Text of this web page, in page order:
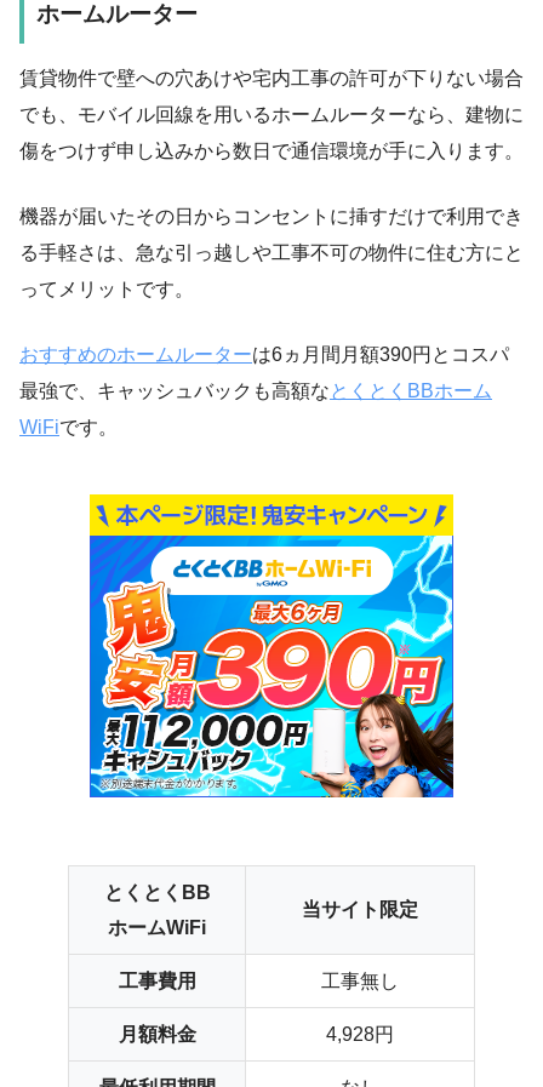
ホームルーター
賃貸物件で壁への穴あけや宅内工事の許可が下りない場合
でも、モバイル回線を用いるホームルーターなら、建物に
傷をつけず申し込みから数日で通信環境が手に入ります。
機器が届いたその日からコンセントに挿すだけで利用でき
る手軽さは、急な引っ越しや工事不可の物件に住む方にと
ってメリットです。
おすすめのホームルーターは6ヵ月間月額390円とコスパ
最強で、キャッシュバックも高額なとくとくBBホーム
WiFiです。
とくとくBB
ホームWiFi
当サイト限定
工事費用 工事無し
月額料金 4,928円